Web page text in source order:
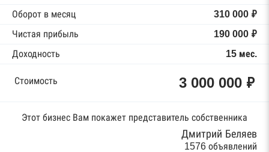
Оборот в месяц
310 000 ₽
Чистая прибыль
190 000 ₽
Доходность
15 мес.
Стоимость 3 000 000 ₽
Этот бизнес Вам покажет представитель собственника
Дмитрий Беляев
1576 объявлений